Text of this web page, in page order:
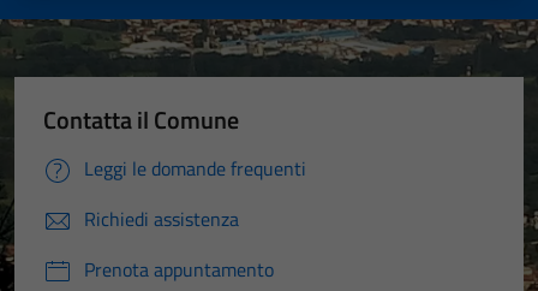
Contatta il Comune
Leggi le domande frequenti
Richiedi assistenza
Prenota appuntamento